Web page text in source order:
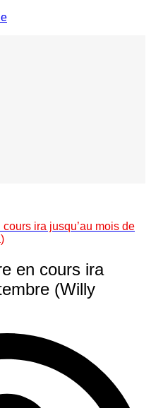
ira jusqu’au mois de
en cours ira
(Willy